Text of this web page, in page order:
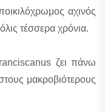
αχινός
τέσσερα χρόνια.
ζει πάνω
μακροβιότερους